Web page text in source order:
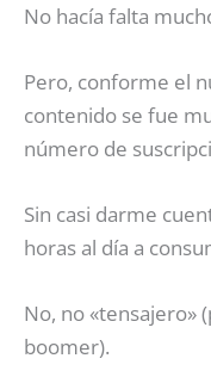
No hacía falta
Pero, conforme el
contenido se fue
número de
Sin casi darme
horas al día a
No, no «tensajero»
boomer).